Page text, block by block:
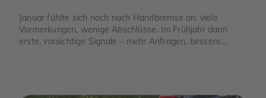
Januar fühlte sich noch nach Handbremse an: viele
Vormerkungen, wenige Abschlüsse. Im Frühjahr dann
erste, vorsichtige Signale – mehr Anfragen, bessere